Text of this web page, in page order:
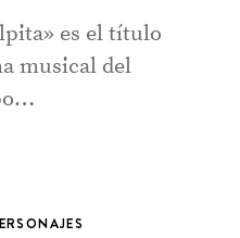
es el título
musical del